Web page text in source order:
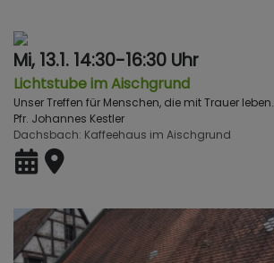
Mi, 13.1. 14:30-16:30 Uhr
Lichtstube im Aischgrund
Unser Treffen für Menschen, die mit Trauer leben.
Pfr. Johannes Kestler
Dachsbach Kaffeehaus im Aischgrund